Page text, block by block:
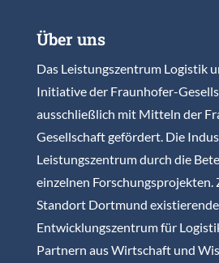
Über uns
Das Leistungszentrum Logistik
Initiative der Fraunhofer-
ausschließlich mit Mitteln der
Gesellschaft gefördert. Die
Leistungszentrum durch die
einzelnen Forschungsprojekten.
Standort Dortmund
Entwicklungszentrum für
Partnern aus Wirtschaft und